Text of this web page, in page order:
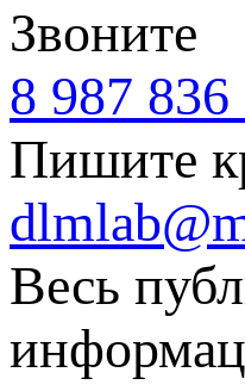
Звоните
8 987 836
Пишите
Весь